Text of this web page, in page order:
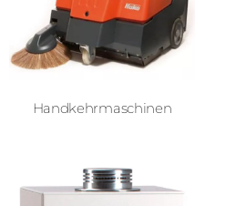
Handkehr­­maschinen